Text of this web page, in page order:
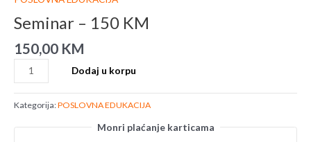
Seminar – 150 KM
150,00 KM
Dodaj u korpu
Kategorija:POSLOVNA EDUKACIJA
Monri plaćanje karticama